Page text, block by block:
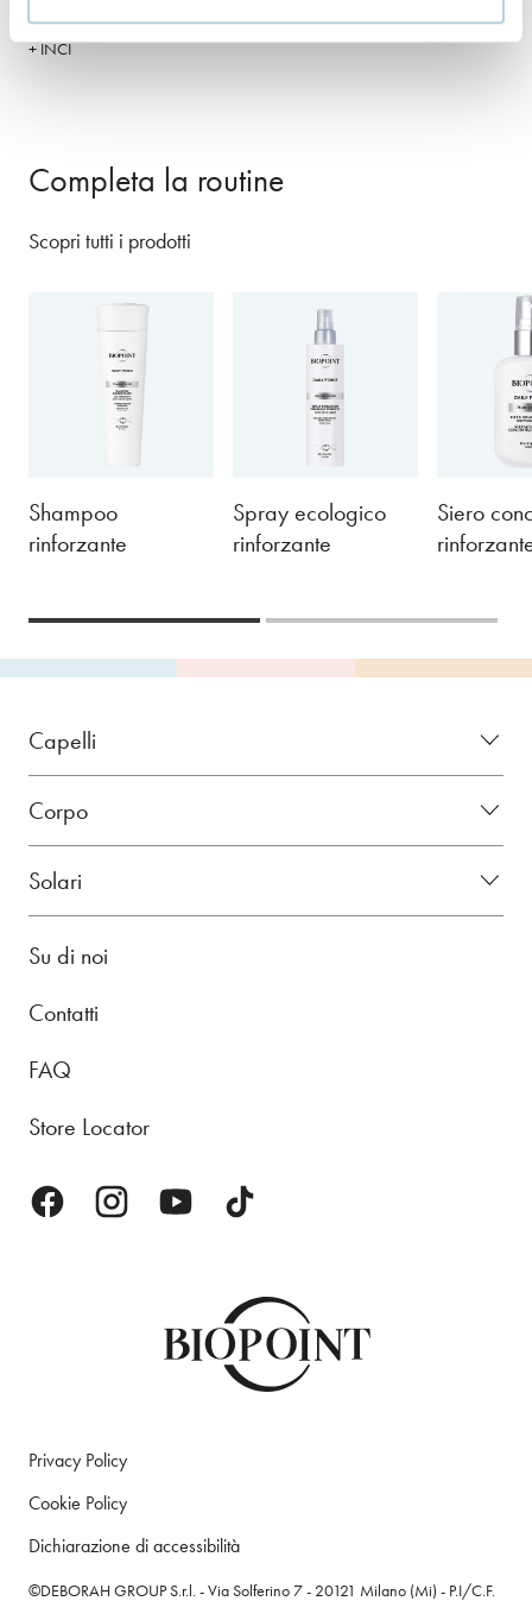
+ INCI
Completa la routine
Scopri tutti i prodotti
Shampoo
rinforzante
Spray ecologico
rinforzante
Siero
Capelli
Corpo
Solari
Su di noi
Contatti
FAQ
Store Locator
Privacy Policy
Cookie Policy
Dichiarazione di accessibilità
©DEBORAH GROUP S.r.l. - Via Solferino 7 - 20121 Milano (Mi) - P.I/C.F.